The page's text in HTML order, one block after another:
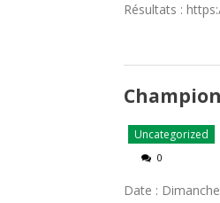
Résultats :
Uncategorized
0
Date :